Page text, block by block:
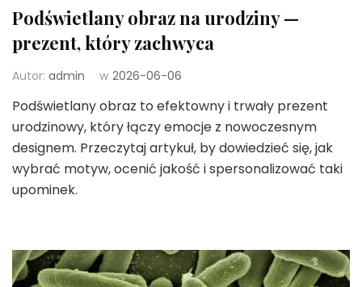
Podświetlany obraz na urodziny —
prezent, który zachwyca
Autor: admin w 2026-06-06
Podświetlany obraz to efektowny i trwały prezent
urodzinowy, który łączy emocje z nowoczesnym
designem. Przeczytaj artykuł, by dowiedzieć się, jak
wybrać motyw, ocenić jakość i spersonalizować taki
upominek.